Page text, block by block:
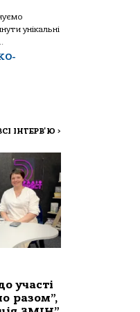
унікальні
ІНТЕРВ'Ю >
участі
разом”,